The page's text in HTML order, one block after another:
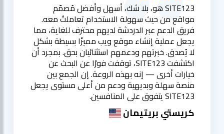
SITE123 هو، بلا شك، أسهل وأفضل مُصمّم
مواقع من حيث سهولة الاستخدام تعاملتُ معه.
فريق الدعم عبر الدردشة لديهم محترف للغاية، مما
يجعل عملية إنشاء موقع ويب مميزًا بسيطة بشكل
لا يُصدق. خبرتهم ودعمهم استثنائيان بحق. بمجرد أن
اكتشفت SITE123، توقفت فورًا عن البحث عن
خيارات أخرى — إنه بهذه الروعة. إن الجمع بين
منصة سهلة وبديهية ودعم من أعلى مستوى يجعل
SITE123 يتفوق على المنافسين.
كريستي بريتيمان